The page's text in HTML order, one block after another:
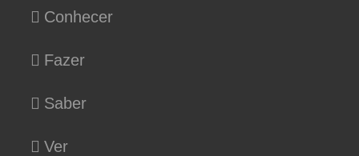
Conhecer
Fazer
Saber
Ver